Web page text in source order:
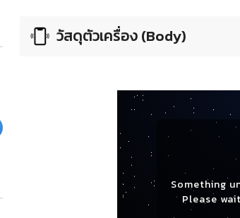
วัสดุตัวเครื่อง (Body)
Something
Please